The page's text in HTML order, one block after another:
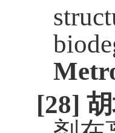
[28]